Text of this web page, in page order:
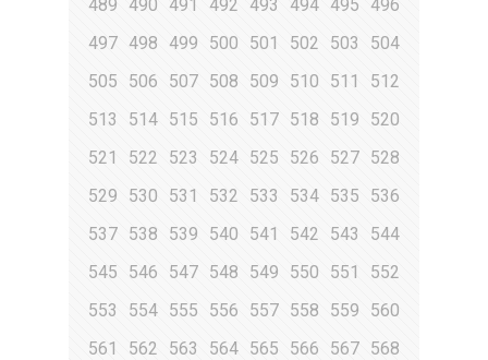
489
490 491 492 493 494 495
496
497 498 499 500 501 502 503
504
505
506 507 508 509 510 511
512
513
514 515 516 517 518 519
520
521
522 523 524 525 526 527 528
529
530 531 532 533 534 535
536
537 538 539 540 541 542 543
544
545
546 547 548 549 550 551
552
553
554 555 556 557 558 559
560
561
562 563 564 565 566 567 568